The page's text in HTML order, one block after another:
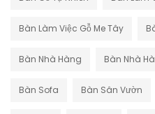
Bàn Làm Việc Gỗ Me Tây
Bàn Nhà Hàng Bàn Nhà
Bàn Sofa Bàn Sân Vườn